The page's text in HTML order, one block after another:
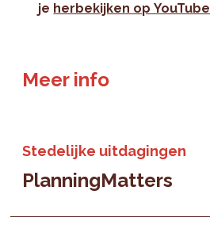
je herbekijken op YouTube
Meer info
Stedelijke uitdagingen
PlanningMatters